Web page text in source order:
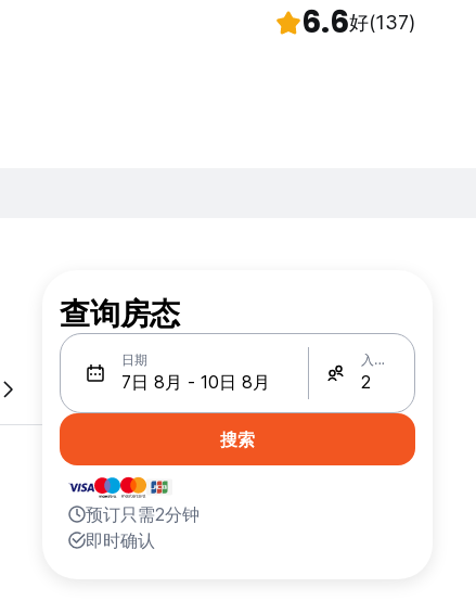
6.6好(137)
查询房态
日期 入住人数
搜索
预订只需2分钟
即时确认